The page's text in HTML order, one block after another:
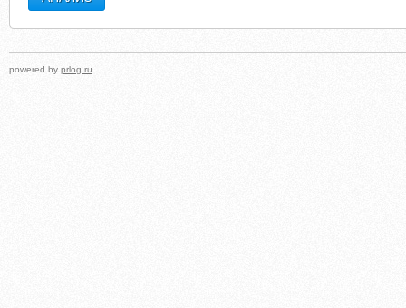
powered by prlog.ru